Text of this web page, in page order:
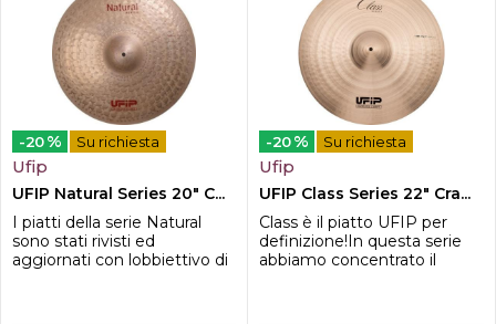
-20 % Su richiesta
Ufip
UFIP Natural Series 20" C...
I piatti della serie Natural
sono stati rivisti ed
aggiornati con lobbiettivo di
-20 % Su richiesta
Ufip
UFIP Class Series 22" Cra...
Class è il piatto UFIP per
definizione!In questa serie
abbiamo concentrato il